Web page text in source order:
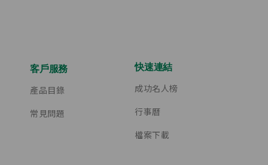
客戶服務
產品目錄
常見問題
快速連結
成功名人榜
行事曆
檔案下載